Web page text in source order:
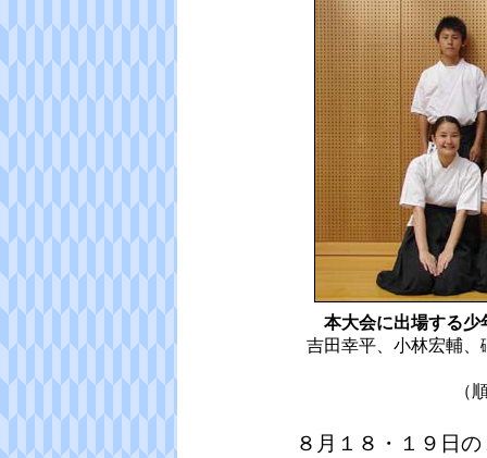
本大会に出場する少
吉田幸平、小林宏輔
（
８月１８・１９日の